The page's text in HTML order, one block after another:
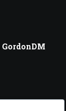
GordonDM